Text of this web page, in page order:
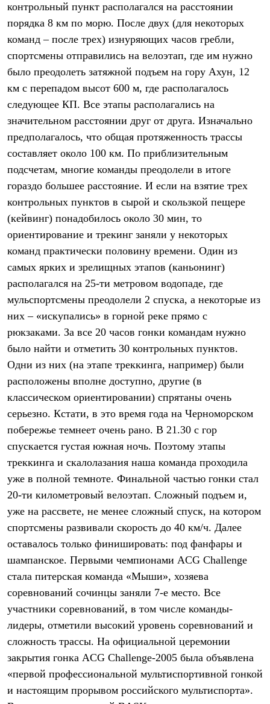
Женская одежда
Утепленная пухом
Куртки
Жилеты
Утепленная синтетикой
Брюки
Штормовая одежда
Софтшелл одежда
Куртки
Брюки
Рубашки
Футболки
Брюки
Термобелье
Среднее термобелье
Легкое термобелье
Флисовая одежда
Брюки
Детская одежда
Комбинезоны
Куртки
Брюки
Комбинезоны
Куртки
Лёгкая одежда
Футболки
Толстовки
Брюки
Софтшелл одежда
Куртки
Флисовая одежда
Куртки
Брюки
Комбинезоны
Термобелье
Палатки и тенты
Палатки
Аксессуары для палаток
Рюкзаки
Легкоходные
Альпинистские
Городские
Аксессуары для рюкзаков
Спальные мешки
Пуховые
контрольный пункт располагался на расстоянии
порядка 8 км по морю. После двух (для некоторых
команд – после трех) изнуряющих часов гребли,
спортсмены отправились на велоэтап, где им нужно
было преодолеть затяжной подъем на гору Ахун, 12
км с перепадом высот 600 м, где располагалось
следующее КП. Все этапы располагались на
значительном расстоянии друг от друга. Изначально
предполагалось, что общая протяженность трассы
составляет около 100 км. По приблизительным
подсчетам, многие команды преодолели в итоге
гораздо большее расстояние. И если на взятие трех
контрольных пунктов в сырой и скользкой пещере
(кейвинг) понадобилось около 30 мин, то
ориентирование и трекинг заняли у некоторых
команд практически половину времени. Один из
самых ярких и зрелищных этапов (каньонинг)
располагался на 25-ти метровом водопаде, где
мульспортсмены преодолели 2 спуска, а некоторые из
них – «искупались» в горной реке прямо с
рюкзаками. За все 20 часов гонки командам нужно
было найти и отметить 30 контрольных пунктов.
Одни из них (на этапе треккинга, например) были
расположены вполне доступно, другие (в
классическом ориентировании) спрятаны очень
серьезно. Кстати, в это время года на Черноморском
побережье темнеет очень рано. В 21.30 с гор
спускается густая южная ночь. Поэтому этапы
треккинга и скалолазания наша команда проходила
уже в полной темноте. Финальной частью гонки стал
20-ти километровый велоэтап. Сложный подъем и,
уже на рассвете, не менее сложный спуск, на котором
спортсмены развивали скорость до 40 км/ч. Далее
оставалось только финишировать: под фанфары и
шампанское. Первыми чемпионами ACG Challenge
стала питерская команда «Мыши», хозяева
соревнований сочинцы заняли 7-е место. Все
участники соревнований, в том числе команды-
лидеры, отметили высокий уровень соревнований и
сложность трассы. На официальной церемонии
закрытия гонка ACG Challenge-2005 была объявлена
«первой профессиональной мультиспортивной гонкой
и настоящим прорывом российского мультиспорта».